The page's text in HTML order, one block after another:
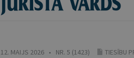
12. MAIJS 2026 • NR. 5 (1423) TIESĪBU